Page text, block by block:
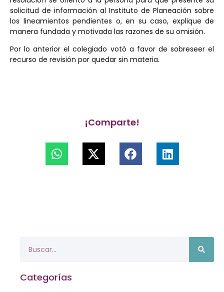
solicitud de información al Instituto de Planeación sobre
los lineamientos pendientes o, en su caso, explique de
manera fundada y motivada las razones de su omisión.
Por lo anterior el colegiado votó a favor de sobreseer el
recurso de revisión por quedar sin materia.
¡Comparte!
Categorías